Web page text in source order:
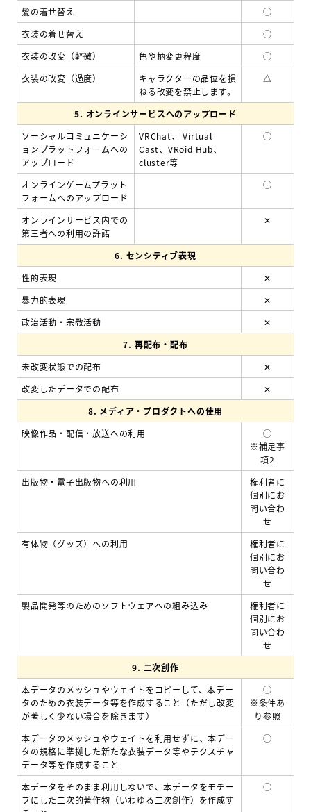
髪の着せ替え
◯
衣装の着せ替え
◯
衣装の改変（軽微）
色や柄変更程度
◯
衣装の改変（過度）
キャラクターの品位を損
ねる改変を禁止します。
△
5. オンラインサービスへのアップロード
ソーシャルコミュニケーシ
ョンプラットフォームへの
アップロード
VRChat、 Virtual
Cast、VRoid Hub、
cluster等
◯
オンラインゲームプラット
フォームへのアップロード
◯
オンラインサービス内での
第三者への利用の許諾
✕
6. センシティブ表現
性的表現
✕
暴力的表現
✕
政治活動・宗教活動
✕
7. 再配布・配布
未改変状態での配布
✕
改変したデータでの配布
✕
8. メディア・プロダクトへの使用
映像作品・配信・放送への利用
◯
※補足事
項2
出版物・電子出版物への利用
権利者に
個別にお
問い合わ
せ
有体物（グッズ）への利用
権利者に
個別にお
問い合わ
せ
製品開発等のためのソフトウェアへの組み込み
権利者に
個別にお
問い合わ
せ
9. 二次創作
本データのメッシュやウェイトをコピーして、本デー
タのための衣装データ等を作成すること（ただし改変
が著しく少ない場合を除きます）
◯
※条件あ
り参照
本データのメッシュやウェイトを利用せずに、本デー
タの規格に準拠した新たな衣装データ等やテクスチャ
データ等を作成すること
◯
本データをそのまま利用しないで、本データをモチー
フにした二次的著作物（いわゆる二次創作）を作成す
◯